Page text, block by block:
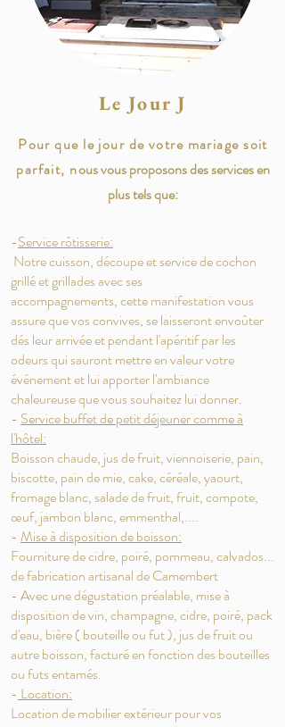
Le Jour J
Pour que le jour de votre mariage soit
parfait, nous vous proposons des services en
plus tels que:
-Service rôtisserie:
Notre cuisson, découpe et service de cochon
grillé et grillades avec ses
accompagnements, cette manifestation vous
assure que vos convives, se laisseront envoûter
dés leur arrivée et pendant l'apéritif par les
odeurs qui sauront mettre en valeur votre
événement et lui apporter l'ambiance
chaleureuse que vous souhaitez lui donner.
- Service buffet de petit déjeuner comme à
l'hôtel:
Boisson chaude, jus de fruit, viennoiserie, pain,
biscotte, pain de mie, cake, céréale, yaourt,
fromage blanc, salade de fruit, fruit, compote,
œuf, jambon blanc, emmenthal,....
- Mise à disposition de boisson:
Fourniture de cidre, poiré, pommeau, calvados...
de fabrication artisanal de Camembert
- Avec une dégustation préalable, mise à
disposition de vin, champagne, cidre, poiré, pack
d'eau, bière ( bouteille ou fut ), jus de fruit ou
autre boisson, facturé en fonction des bouteilles
ou futs entamés.
- Location:
Location de mobilier extérieur pour vos